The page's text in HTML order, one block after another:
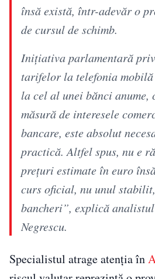
însă există, într-adevăr o
de cursul de schimb.
Inițiativa parlamentară
tarifelor la telefonia
la cel al unei bănci anume,
măsură de interesele
bancare, este absolut
practică. Altfel spus, nu e
prețuri estimate în euro
curs oficial, nu unul
bancheri”, explică
Negrescu.
Specialistul atrage atenția în